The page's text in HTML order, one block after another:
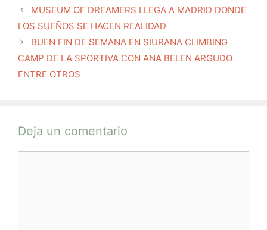
MUSEUM OF DREAMERS LLEGA A MADRID DONDE
LOS SUEÑOS SE HACEN REALIDAD
BUEN FIN DE SEMANA EN SIURANA CLIMBING
CAMP DE LA SPORTIVA CON ANA BELEN ARGUDO
ENTRE OTROS
Deja un comentario